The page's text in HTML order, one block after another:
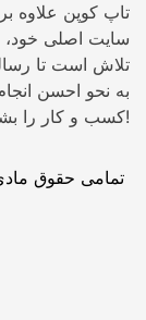
تاپ کوپن علاوه
سایت اصلی خود،
تلاش است تا
به نحو احسن
کسب و کار را بشناسید و سپس خرید کنید!
تمامی حقوق